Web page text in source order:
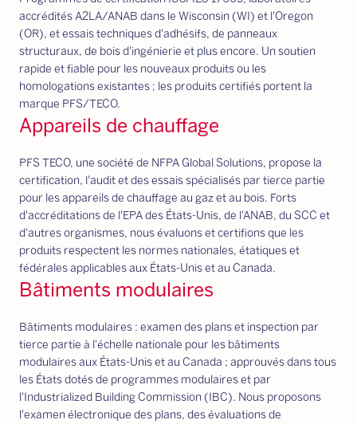
accrédités A2LA/ANAB dans le Wisconsin (WI) et l'Oregon
(OR), et essais techniques d'adhésifs, de panneaux
structuraux, de bois d'ingénierie et plus encore. Un soutien
rapide et fiable pour les nouveaux produits ou les
homologations existantes ; les produits certifiés portent la
marque PFS/TECO.
Appareils de chauffage
PFS TECO, une société de NFPA Global Solutions, propose la
certification, l'audit et des essais spécialisés par tierce partie
pour les appareils de chauffage au gaz et au bois. Forts
d'accréditations de l'EPA des États-Unis, de l'ANAB, du SCC et
d'autres organismes, nous évaluons et certifions que les
produits respectent les normes nationales, étatiques et
fédérales applicables aux États-Unis et au Canada.
Bâtiments modulaires
Bâtiments modulaires : examen des plans et inspection par
tierce partie à l'échelle nationale pour les bâtiments
modulaires aux États-Unis et au Canada ; approuvés dans tous
les États dotés de programmes modulaires et par
l'Industrialized Building Commission (IBC). Nous proposons
l'examen électronique des plans, des évaluations de